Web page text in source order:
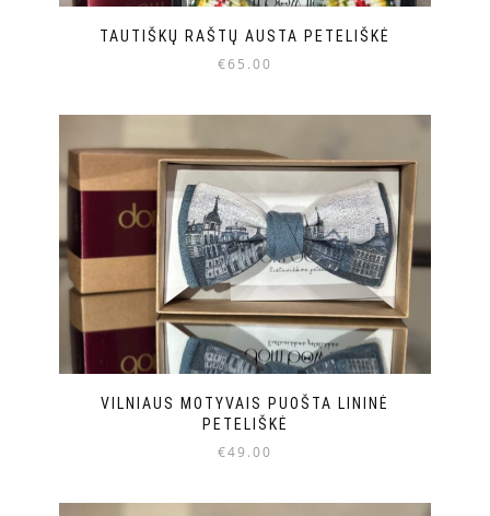
TAUTIŠKŲ RAŠTŲ AUSTA PETELIŠKĖ
€65.00
VILNIAUS MOTYVAIS PUOŠTA LININĖ
PETELIŠKĖ
€49.00